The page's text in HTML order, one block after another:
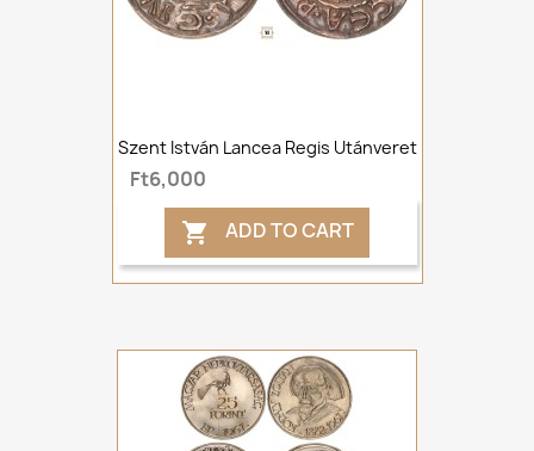
Szent István Lancea Regis Utánveret
Ft6,000
 ADD TO CART